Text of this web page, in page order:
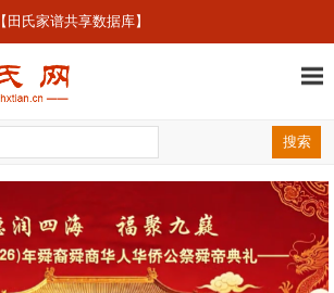
【田氏家谱共享数据库】